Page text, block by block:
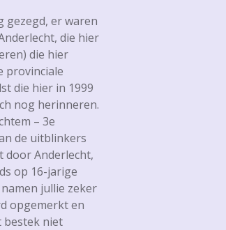
gezegd, er waren
die hier
die hier
provinciale
die hier in 1999
nog herinneren.
– 3e
de uitblinkers
door Anderlecht,
op 16-jarige
jullie zeker
opgemerkt en
bestek niet